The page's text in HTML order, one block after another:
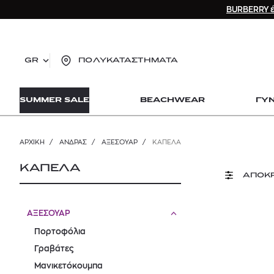
GR ΠΟΛΥΚΑΤΑΣΤΗΜΑΤΑ
SUMMER SALE BEACHWEAR
ΑΡΧΙΚΉ / ΑΝΔΡΑΣ / ΑΞΕΣΟΥΑΡ / ΚΑΠΈΛΑ
ΚΑΠΕΛΑ
ΑΞΕΣΟΥΑΡ
Πορτοφόλια
Γραβάτες
Μανικετόκουμπα